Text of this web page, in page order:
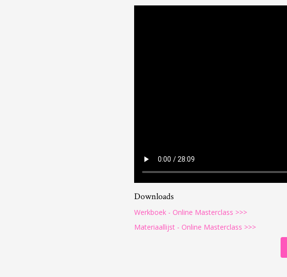
Downloads
Werkboek - Online Masterclass >>>
Materiaallijst - Online Masterclass >>>